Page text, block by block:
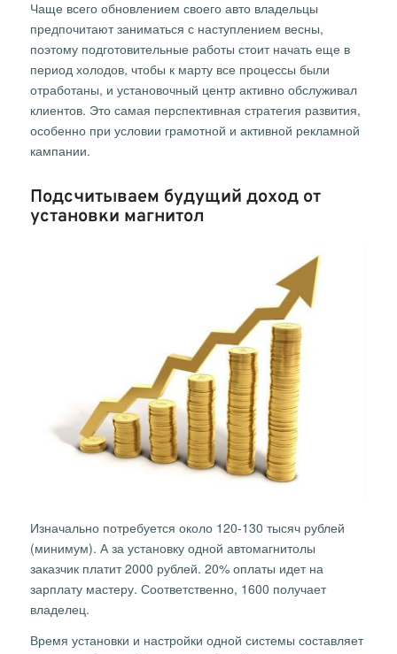
Чаще всего обновлением своего авто владельцы
предпочитают заниматься с наступлением весны,
поэтому подготовительные работы стоит начать еще в
период холодов, чтобы к марту все процессы были
отработаны, и установочный центр активно обслуживал
клиентов. Это самая перспективная стратегия развития,
особенно при условии грамотной и активной рекламной
кампании.
Подсчитываем будущий доход от
установки магнитол
Изначально потребуется около 120-130 тысяч рублей
(минимум). А за установку одной автомагнитолы
заказчик платит 2000 рублей. 20% оплаты идет на
зарплату мастеру. Соответственно, 1600 получает
владелец.
Время установки и настройки одной системы составляет